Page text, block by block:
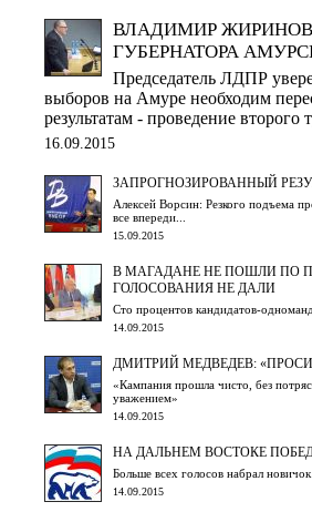
ВЛАДИМИР
ГУБЕРНАТОРА
Председатель ЛДПР
выборов на Амуре необходим
результатам - проведение второго
16.09.2015
ЗАПРОГНОЗИРОВАННЫЙ
Алексей Ворсин: Резкого подъема
все впереди...
15.09.2015
В МАГАДАНЕ НЕ ПОШЛИ ПО
ГОЛОСОВАНИЯ НЕ ДАЛИ
Сто процентов кандидатов-
14.09.2015
ДМИТРИЙ МЕДВЕДЕВ:
«Кампания прошла чисто, без
уважением»
14.09.2015
НА ДАЛЬНЕМ ВОСТОКЕ
Больше всех голосов набрал
14.09.2015